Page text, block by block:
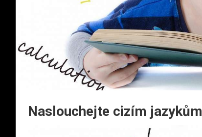
Naslouchejte cizím jazykům